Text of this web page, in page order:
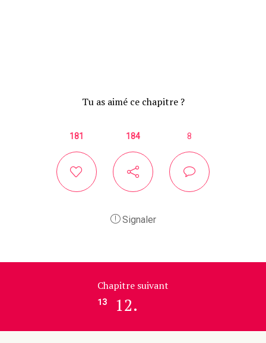
Tu as aimé ce chapitre ?
181 184 8
Signaler
Chapitre suivant
13 12.